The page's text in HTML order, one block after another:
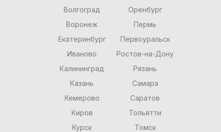
Волгоград
Воронеж
Екатеринбург
Иваново
Калининград
Казань
Кемерово
Киров
Курск
Оренбург
Пермь
Первоуральск
Ростов-на-Дону
Рязань
Самара
Саратов
Тольятти
Томск